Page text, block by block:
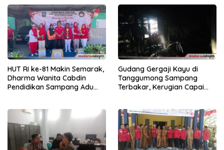
HUT RI ke-81 Makin Semarak,
Dharma Wanita Cabdin
Pendidikan Sampang Adu
Gudang Gergaji Kayu di
Tanggumong Sampang
Terbakar, Kerugian Capai